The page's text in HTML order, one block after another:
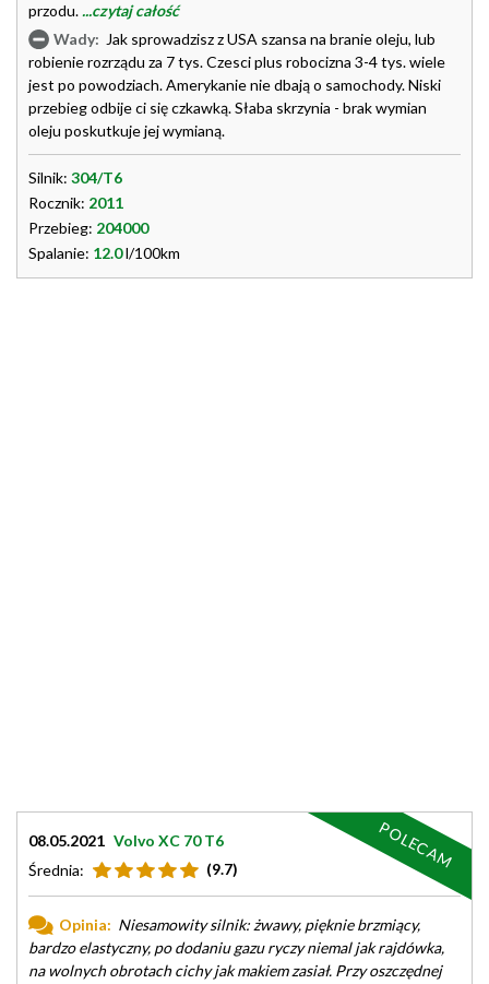
przodu. ...czytaj całość
Wady: Jak sprowadzisz z USA szansa na branie oleju, lub
robienie rozrządu za 7 tys. Czesci plus robocizna 3-4 tys. wiele
jest po powodziach. Amerykanie nie dbają o samochody. Niski
przebieg odbije ci się czkawką. Słaba skrzynia - brak wymian
oleju poskutkuje jej wymianą.
Silnik: 304/T6
Rocznik: 2011
Przebieg: 204000
Spalanie: 12.0l/100km
08.05.2021 Volvo XC 70 T6
Średnia:
(9.7)
Opinia: Niesamowity silnik: żwawy, pięknie brzmiący,
bardzo elastyczny, po dodaniu gazu ryczy niemal jak rajdówka,
na wolnych obrotach cichy jak makiem zasiał. Przy oszczędnej
POLECAM